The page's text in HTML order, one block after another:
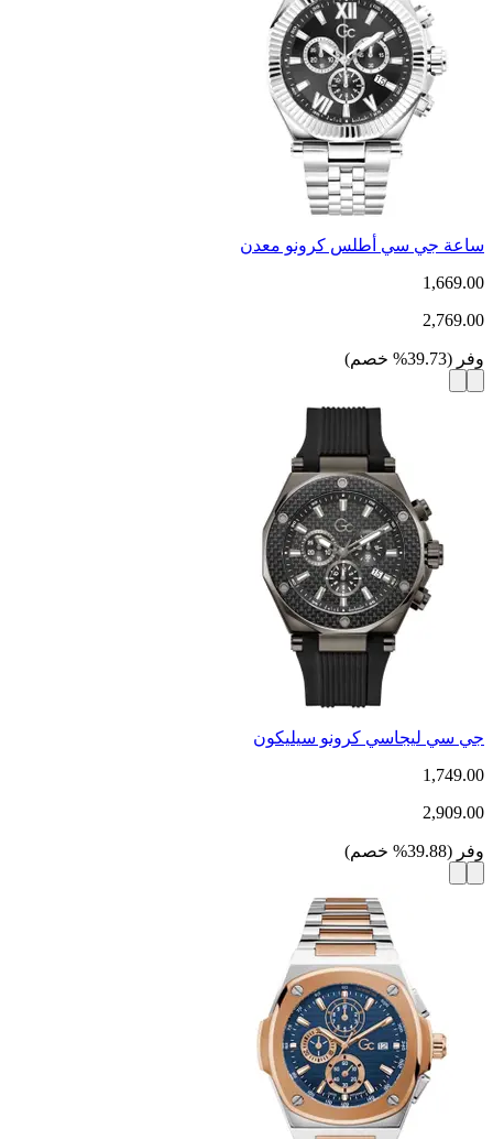
ساعة جي سي أطلس كرونو معدن
1,669.00
2,769.00
وفر (
39.73
% خصم)
جي سي ليجاسي كرونو سيليكون
1,749.00
2,909.00
وفر (
39.88
% خصم)